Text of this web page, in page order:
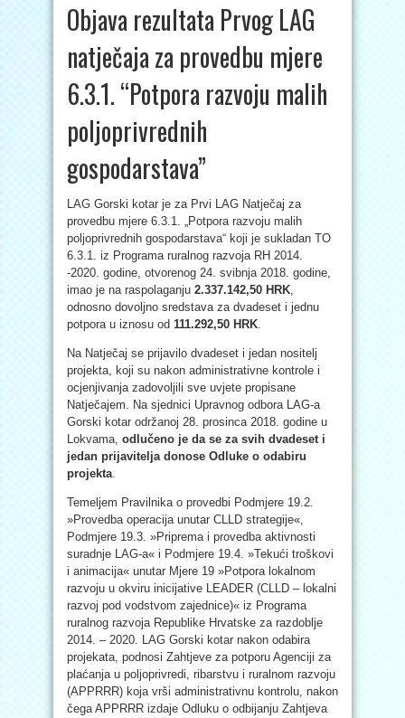
Objava rezultata Prvog LAG
natječaja za provedbu mjere
6.3.1. “Potpora razvoju malih
poljoprivrednih
gospodarstava”
LAG Gorski kotar je za Prvi LAG Natječaj za
provedbu mjere 6.3.1. „Potpora razvoju malih
poljoprivrednih gospodarstava“ koji je sukladan TO
6.3.1. iz Programa ruralnog razvoja RH 2014.
-2020. godine, otvorenog 24. svibnja 2018. godine,
imao je na raspolaganju 2.337.142,50 HRK,
odnosno dovoljno sredstava za dvadeset i jednu
potpora u iznosu od 111.292,50 HRK.
Na Natječaj se prijavilo dvadeset i jedan nositelj
projekta, koji su nakon administrativne kontrole i
ocjenjivanja zadovoljili sve uvjete propisane
Natječajem. Na sjednici Upravnog odbora LAG-a
Gorski kotar održanoj 28. prosinca 2018. godine u
Lokvama, odlučeno je da se za svih dvadeset i
jedan prijavitelja donose Odluke o odabiru
projekta.
Temeljem Pravilnika o provedbi Podmjere 19.2.
»Provedba operacija unutar CLLD strategije«,
Podmjere 19.3. »Priprema i provedba aktivnosti
suradnje LAG-a« i Podmjere 19.4. »Tekući troškovi
i animacija« unutar Mjere 19 »Potpora lokalnom
razvoju u okviru inicijative LEADER (CLLD – lokalni
razvoj pod vodstvom zajednice)« iz Programa
ruralnog razvoja Republike Hrvatske za razdoblje
2014. – 2020. LAG Gorski kotar nakon odabira
projekata, podnosi Zahtjeve za potporu Agenciji za
plaćanja u poljoprivredi, ribarstvu i ruralnom razvoju
(APPRRR) koja vrši administrativnu kontrolu, nakon
čega APPRRR izdaje Odluku o odbijanju Zahtjeva